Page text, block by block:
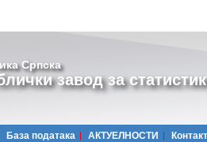
Српска
завод за
Базa података АКТУЕЛНОСТИ Контакт